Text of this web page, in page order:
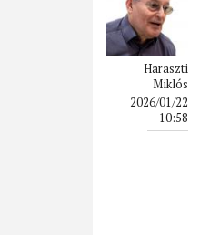
Haraszti
Miklós
2026/01/22
10:58